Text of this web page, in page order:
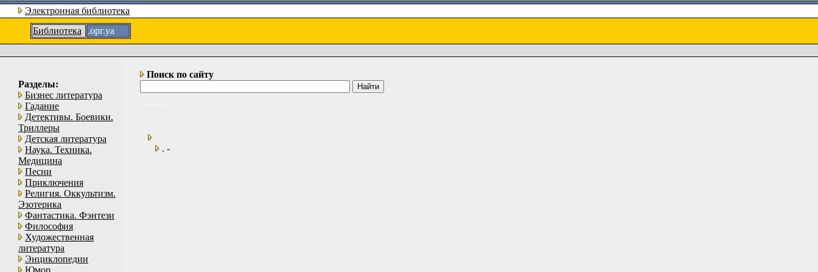
Электронная библиотека
Библиотека
.орг.уа
Разделы:
Бизнес литература
Гадание
Детективы. Боевики.
Триллеры
Детская литература
Наука. Техника.
Медицина
Песни
Приключения
Религия. Оккультизм.
Эзотерика
Фантастика. Фэнтези
Философия
Художественная
литература
Энциклопедии
Юмор
Поиск по сайту
. -